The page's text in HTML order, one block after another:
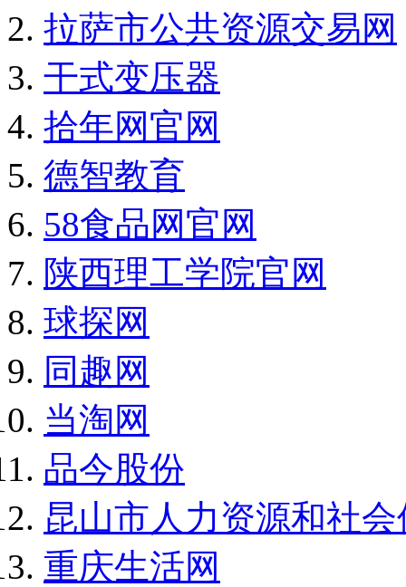
拉萨市公共资源交易网
干式变压器
拾年网官网
德智教育
58食品网官网
陕西理工学院官网
球探网
同趣网
当淘网
品今股份
昆山市人力资源和社
重庆生活网